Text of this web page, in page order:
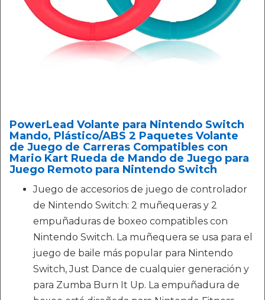
PowerLead Volante para Nintendo Switch
Mando, Plástico/ABS 2 Paquetes Volante
de Juego de Carreras Compatibles con
Mario Kart Rueda de Mando de Juego para
Juego Remoto para Nintendo Switch
Juego de accesorios de juego de controlador
de Nintendo Switch: 2 muñequeras y 2
empuñaduras de boxeo compatibles con
Nintendo Switch. La muñequera se usa para el
juego de baile más popular para Nintendo
Switch, Just Dance de cualquier generación y
para Zumba Burn It Up. La empuñadura de